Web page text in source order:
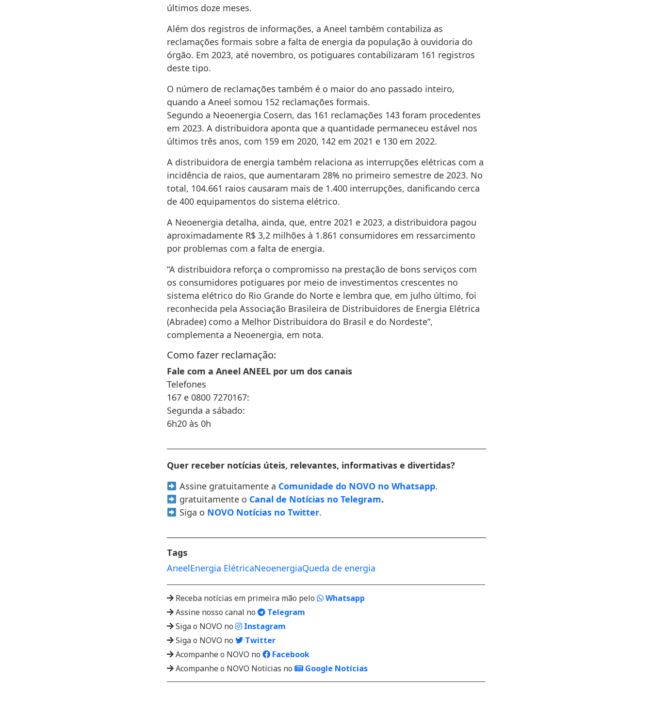
últimos doze meses.
Além dos registros de informações, a Aneel também contabiliza as
reclamações formais sobre a falta de energia da população à ouvidoria do
órgão. Em 2023, até novembro, os potiguares contabilizaram 161 registros
deste tipo.
O número de reclamações também é o maior do ano passado inteiro,
quando a Aneel somou 152 reclamações formais.
Segundo a Neoenergia Cosern, das 161 reclamações 143 foram procedentes
em 2023. A distribuidora aponta que a quantidade permaneceu estável nos
últimos três anos, com 159 em 2020, 142 em 2021 e 130 em 2022.
A distribuidora de energia também relaciona as interrupções elétricas com a
incidência de raios, que aumentaram 28% no primeiro semestre de 2023. No
total, 104.661 raios causaram mais de 1.400 interrupções, danificando cerca
de 400 equipamentos do sistema elétrico.
A Neoenergia detalha, ainda, que, entre 2021 e 2023, a distribuidora pagou
aproximadamente R$ 3,2 milhões à 1.861 consumidores em ressarcimento
por problemas com a falta de energia.
“A distribuidora reforça o compromisso na prestação de bons serviços com
os consumidores potiguares por meio de investimentos crescentes no
sistema elétrico do Rio Grande do Norte e lembra que, em julho último, foi
reconhecida pela Associação Brasileira de Distribuidores de Energia Elétrica
(Abradee) como a Melhor Distribuidora do Brasil e do Nordeste”,
complementa a Neoenergia, em nota.
Como fazer reclamação:
Fale com a Aneel ANEEL por um dos canais
Telefones
167 e 0800 7270167:
Segunda a sábado:
6h20 às 0h
Quer receber notícias úteis, relevantes, informativas e divertidas?
Assine gratuitamente a Comunidade do NOVO no Whatsapp.
gratuitamente o Canal de Notícias no Telegram.
Siga o NOVO Notícias no Twitter.
Tags
AneelEnergia ElétricaNeoenergiaQueda de energia
Receba notícias em primeira mão pelo
Whatsapp
Assine nosso canal no
Telegram
Siga o NOVO no
Instagram
Siga o NOVO no
Twitter
Acompanhe o NOVO no
Facebook
Acompanhe o NOVO Notícias no
Google Notícias